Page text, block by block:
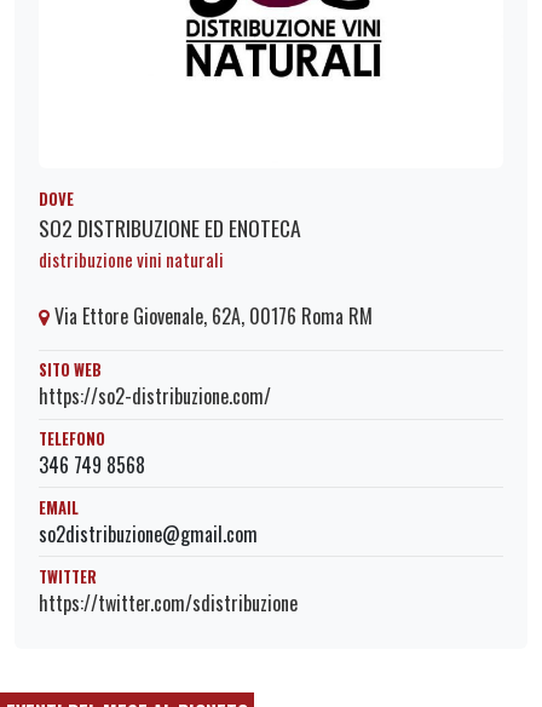
DOVE
SO2 DISTRIBUZIONE ED ENOTECA
distribuzione vini naturali
Via Ettore Giovenale, 62A, 00176 Roma RM
SITO WEB
https://so2-distribuzione.com/
TELEFONO
346 749 8568
EMAIL
so2distribuzione@gmail.com
TWITTER
https://twitter.com/sdistribuzione